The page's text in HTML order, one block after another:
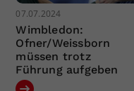
07.07.2024
Wimbledon:
Ofner/Weissborn
müssen trotz
Führung aufgeben